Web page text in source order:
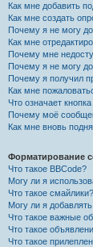
Как мне добавить
Как мне создать
Почему я не могу
Как мне
Почему мне
Почему я не могу
Почему я получил
Как мне
Что означает
Почему моё
Как мне вновь
Форматирование
Что такое BBCode?
Могу ли я
Что такое смайлики?
Могу ли я
Что такое важные
Что такое
Что такое